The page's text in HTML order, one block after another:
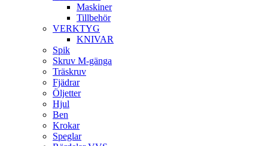
Maskiner
Tillbehör
VERKTYG
KNIVAR
Spik
Skruv M-gänga
Träskruv
Fjädrar
Öljetter
Hjul
Ben
Krokar
Speglar